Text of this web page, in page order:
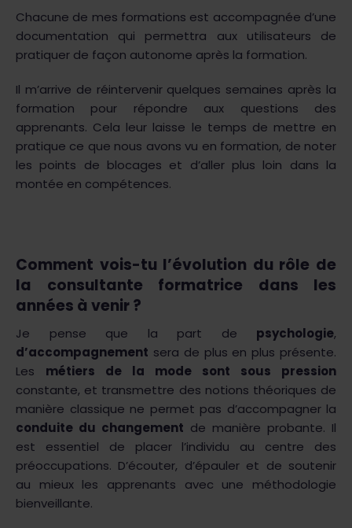
Chacune de mes formations est accompagnée d’une
documentation qui permettra aux utilisateurs de
pratiquer de façon autonome après la formation.
Il m’arrive de réintervenir quelques semaines après la
formation pour répondre aux questions des
apprenants. Cela leur laisse le temps de mettre en
pratique ce que nous avons vu en formation, de noter
les points de blocages et d’aller plus loin dans la
montée en compétences.
Comment vois-tu l’évolution du rôle de
la consultante formatrice dans les
années à venir ?
Je pense que la part de psychologie,
d’accompagnement sera de plus en plus présente.
Les métiers de la mode sont sous pression
constante, et transmettre des notions théoriques de
manière classique ne permet pas d’accompagner la
conduite du changement de manière probante. Il
est essentiel de placer l’individu au centre des
préoccupations. D’écouter, d’épauler et de soutenir
au mieux les apprenants avec une méthodologie
bienveillante.